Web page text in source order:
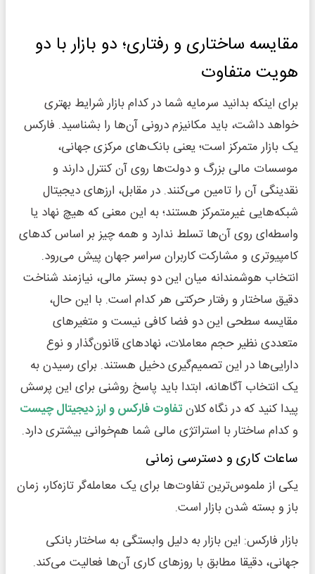
مقایسه ساختاری و رفتاری؛ دو بازار با دو
هویت متفاوت
برای اینکه بدانید سرمایه شما در کدام بازار شرایط بهتری
خواهد داشت، باید مکانیزم درونی آن‌ها را بشناسید. فارکس
یک بازار متمرکز است؛ یعنی بانک‌های مرکزی جهانی،
موسسات مالی بزرگ و دولت‌ها روی آن کنترل دارند و
نقدینگی آن را تامین می‌کنند. در مقابل، ارزهای دیجیتال
شبکه‌هایی غیرمتمرکز هستند؛ به این معنی که هیچ نهاد یا
واسطه‌ای روی آن‌ها تسلط ندارد و همه چیز بر اساس کدهای
کامپیوتری و مشارکت کاربران سراسر جهان پیش می‌رود.
انتخاب هوشمندانه میان این دو بستر مالی، نیازمند شناخت
دقیق ساختار و رفتار حرکتی هر کدام است. با این حال،
مقایسه سطحی این دو فضا کافی نیست و متغیرهای
متعددی نظیر حجم معاملات، نهادهای قانون‌گذار و نوع
دارایی‌ها در این تصمیم‌گیری دخیل هستند. برای رسیدن به
یک انتخاب آگاهانه، ابتدا باید پاسخ روشنی برای این پرسش
پیدا کنید که در نگاه کلانتفاوت فارکس و ارز دیجیتال چیست
و کدام ساختار با استراتژی مالی شما هم‌خوانی بیشتری دارد.
ساعات کاری و دسترسی زمانی
یکی از ملموس‌ترین تفاوت‌ها برای یک معامله‌گر تازه‌کار، زمان
باز و بسته شدن بازار است.
بازار فارکس: این بازار به دلیل وابستگی به ساختار بانکی
جهانی، دقیقا مطابق با روزهای کاری آن‌ها فعالیت می‌کند.